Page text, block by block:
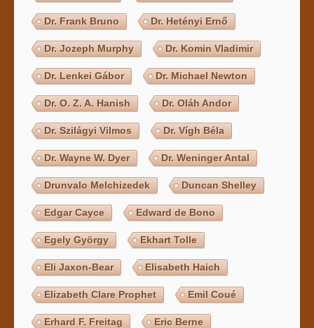
Dr. Frank Bruno Dr. Hetényi Ernő
Dr. Jozeph Murphy Dr. Komin Vladimir
Dr. Lenkei Gábor Dr. Michael Newton
Dr. O. Z. A. Hanish Dr. Oláh Andor
Dr. Szilágyi Vilmos Dr. Vígh Béla
Dr. Wayne W. Dyer Dr. Weninger Antal
Drunvalo Melchizedek Duncan Shelley
Edgar Cayce Edward de Bono
Egely György Ekhart Tolle
Eli Jaxon-Bear Elisabeth Haich
Elizabeth Clare Prophet Emil Coué
Erhard F. Freitag Eric Berne